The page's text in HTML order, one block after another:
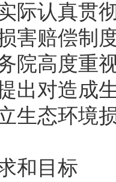
际认真贯
赔偿制度
高度重视
出对造成
生态环境
和目标